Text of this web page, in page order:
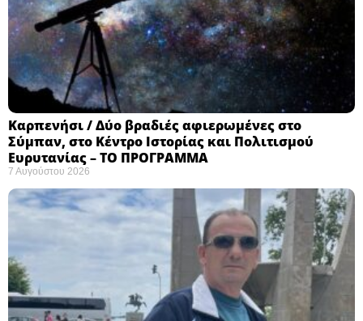
Καρπενήσι / Δύο βραδιές αφιερωμένες στο
Σύμπαν, στο Κέντρο Ιστορίας και Πολιτισμού
Ευρυτανίας – ΤΟ ΠΡΟΓΡΑΜΜΑ
7 Αυγούστου 2026